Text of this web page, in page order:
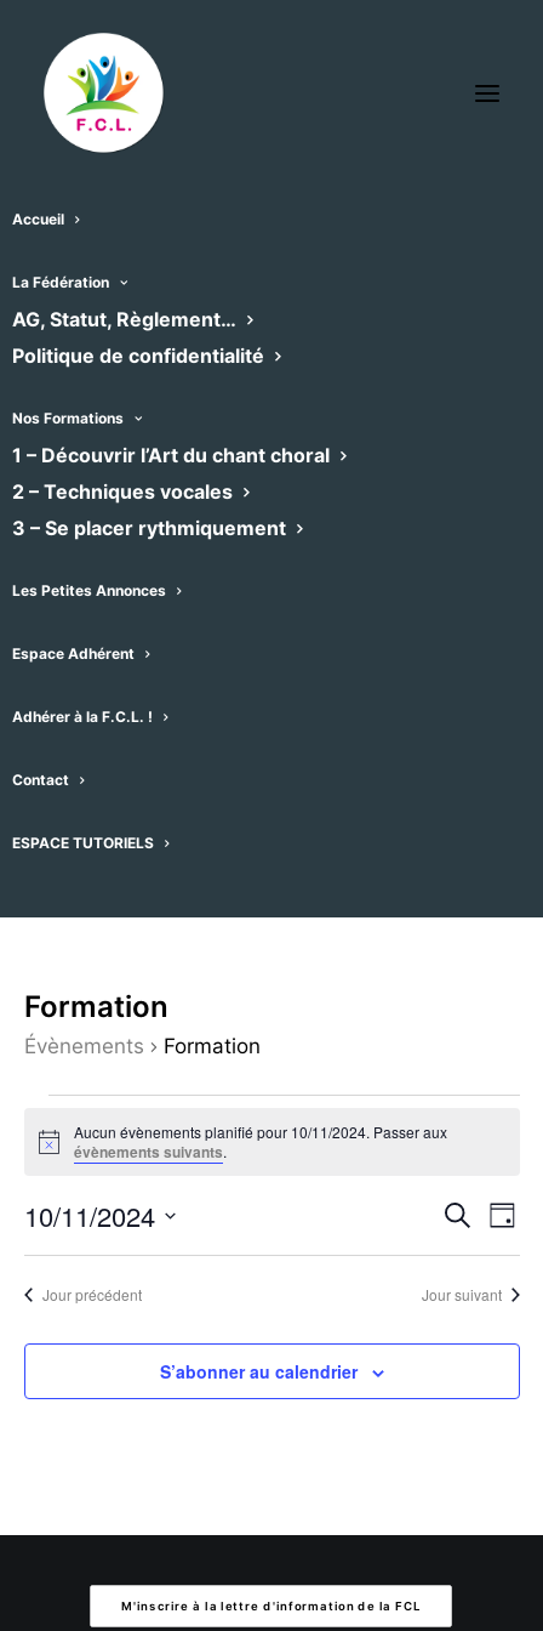
Accueil
La Fédération
AG, Statut, Règlement…
Politique de confidentialité
Nos Formations
1 – Découvrir l’Art du chant choral
2 – Techniques vocales
3 – Se placer rythmiquement
Les Petites Annonces
Espace Adhérent
Adhérer à la F.C.L. !
Contact
ESPACE TUTORIELS
L’agenda des chœurs
adhérents
Retrouvez ici l’agenda des concerts et
formations des chœurs adhérents à la
Fédération, filtrable par emplacement et
choisir le type d’affichage qui vous
ou carte), en cliquant sur le menu
pouvez faire dérouler.
Formation
Évènements Formation
for
10/11/2024
Notice
Aucun évènements planifié pour 10/11/2024. Passer aux
évènements suivants.
et
de
Recherche
de
Jour
10/11/2024
Sélectionnez
uneJour précédent Jour suivant
S’abonner au calendrier
M'inscrire à la lettre d'information de la FCL